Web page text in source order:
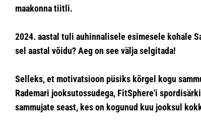
maakonna tiitli.
2024. aastal tuli auhinnalisele esimesele kohale
sel aastal võidu? Aeg on see välja selgitada!
Selleks, et motivatsioon püsiks kõrgel kogu
Rademari jooksutossudega, FitSphere'i
sammujate seast, kes on kogunud kuu jooksul